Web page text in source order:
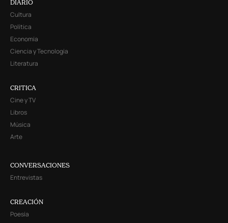
DIARIO
Cultura
Política
Economía
Ciencia y Tecnología
Literatura
CRITICA
Cine y TV
Libros
Música
Arte
CONVERSACIONES
Entrevistas
CREACIÓN
Poesía